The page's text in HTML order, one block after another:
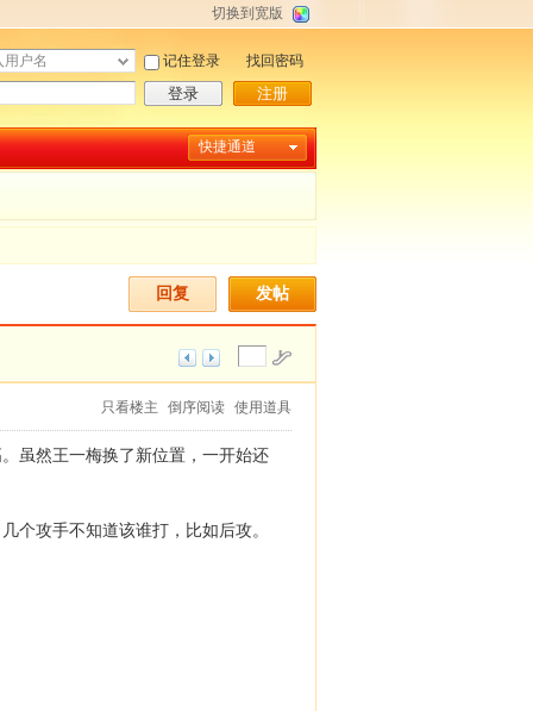
切换到宽版
记住登录
登录
找回密码
注册
快捷通道
发帖
回复
只看楼主 倒序阅读 使用道具
虽然王一梅换了新位置，一开始还
个攻手不知道该谁打，比如后攻。